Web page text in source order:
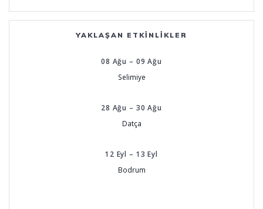
YAKLAŞAN ETKINLIKLER
08 Ağu – 09 Ağu
Selimiye
28 Ağu – 30 Ağu
Datça
12 Eyl – 13 Eyl
Bodrum